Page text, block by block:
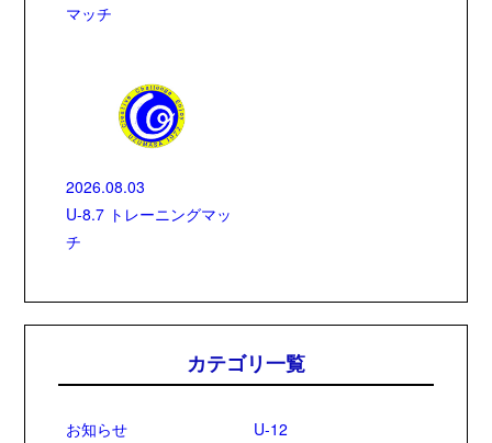
マッチ
2026.08.03
U-8.7 トレーニングマッ
チ
カテゴリ一覧
お知らせ
U-12